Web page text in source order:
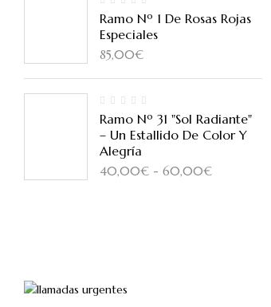
Ramo Nº 1 De Rosas Rojas
Especiales
85,00€
Ramo Nº 31 "Sol Radiante"
– Un Estallido De Color Y
Alegría
40,00€ - 60,00€Rango